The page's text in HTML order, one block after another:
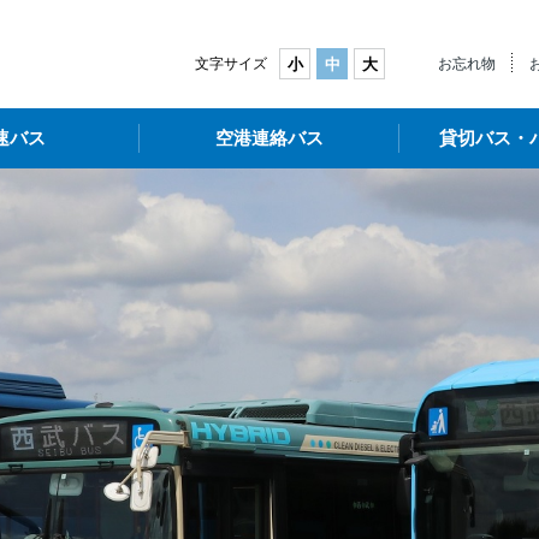
文字サイズ 小 中 大 お忘れ物
バス 空港連絡バス 貸切バス・